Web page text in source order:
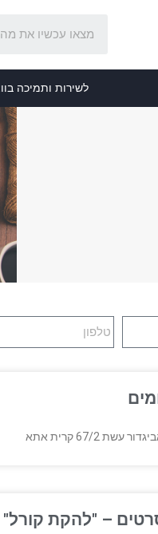
לשירות ותמיכה
– "להקת קורל"